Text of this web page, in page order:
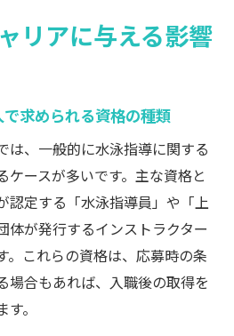
リアに与える影響
求められる資格の種類
は、一般的に水泳指導に関する
ケースが多いです。主な資格と
認定する「水泳指導員」や「上
体が発行するインストラクター
。これらの資格は、応募時の条
場合もあれば、入職後の取得を
。